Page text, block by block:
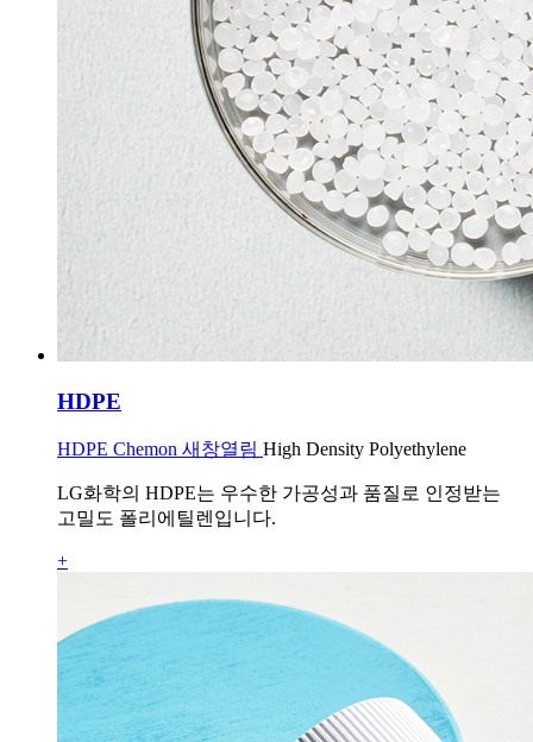
HDPE
HDPE Chemon 새창열림 High Density Polyethylene
LG화학의 HDPE는 우수한 가공성과 품질로 인정받는
고밀도 폴리에틸렌입니다.
+